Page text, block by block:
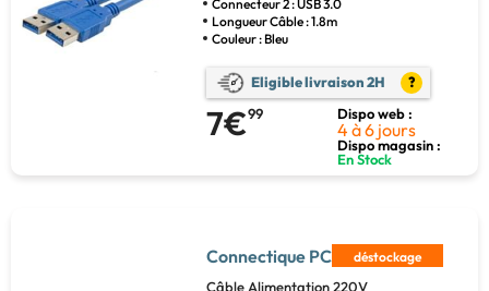
Connecteur 2 : USB 3.0
Longueur Câble : 1.8m
Couleur : Bleu
Eligible livraison 2H ?
7€99 Dispo web :
4 à 6 jours
Dispo magasin :
En Stock
Connectique PC déstockage
Câble Alimentation 220V